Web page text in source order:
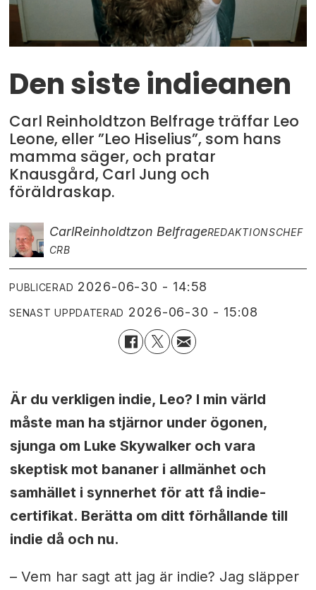
Den siste indieanen
Carl Reinholdtzon Belfrage träffar Leo
Leone, eller ”Leo Hiselius”, som hans
mamma säger, och pratar
Knausgård, Carl Jung och
föräldraskap.
CarlReinholdtzon BelfrageREDAKTIONSCHEF
CRB
PUBLICERAD 2026-06-30 - 14:58
SENAST UPPDATERAD 2026-06-30 - 15:08
Är du verkligen indie, Leo? I min värld
måste man ha stjärnor under ögonen,
sjunga om Luke Skywalker och vara
skeptisk mot bananer i allmänhet och
samhället i synnerhet för att få indie-
certifikat. Berätta om ditt förhållande till
indie då och nu.
– Vem har sagt att jag är indie? Jag släpper